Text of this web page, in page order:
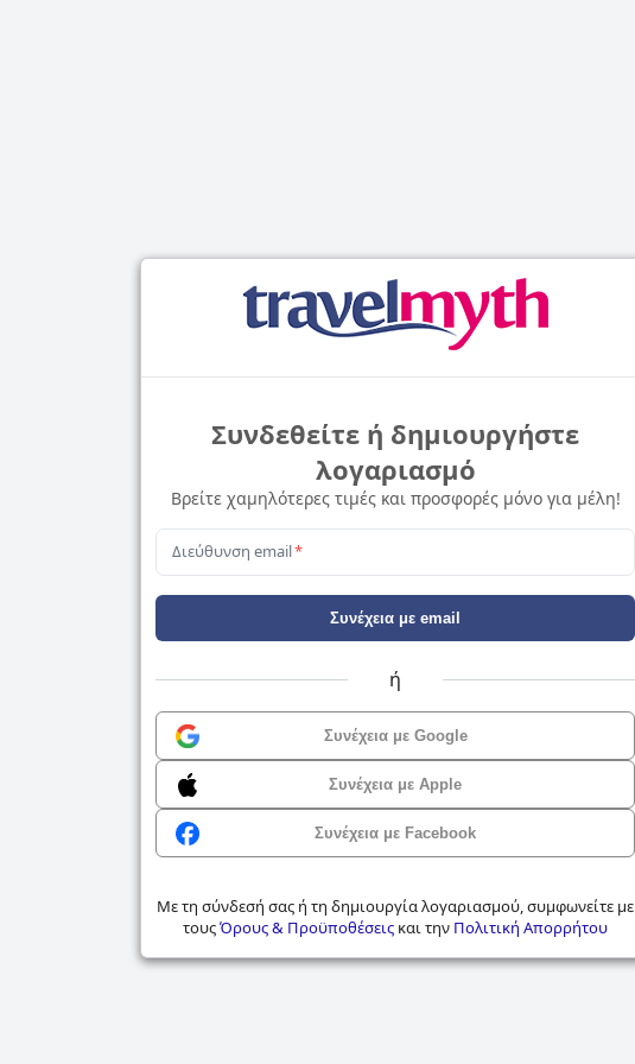
Συνδεθείτε ή δημιουργήστε
λογαριασμό
Βρείτε χαμηλότερες τιμές και προσφορές μόνο για μέλη!
Διεύθυνση email*
Συνέχεια με email
ή
Συνέχεια με Google
Συνέχεια με Apple
Συνέχεια με Facebook
Με τη σύνδεσή σας ή τη δημιουργία λογαριασμού, συμφωνείτε με
τουςΌρους & Προϋποθέσεις και την Πολιτική Απορρήτου